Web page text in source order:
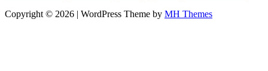
Copyright © 2026 | WordPress Theme by MH Themes